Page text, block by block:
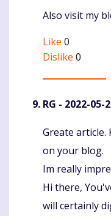
Also visit my
Like 0
Dislike 0
RG - 2022-05-
Komentaras
Greate
on your blog.
Im really
Hi there,
will certainly